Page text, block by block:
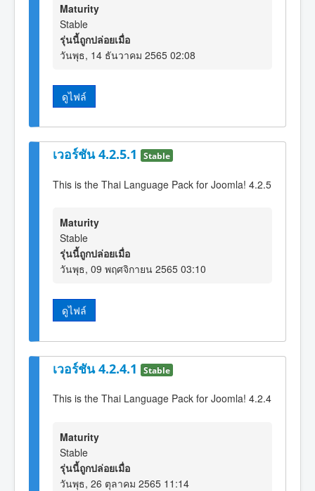
Maturity
Stable
รุ่นนี้ถูกปล่อยเมื่อ
วันพุธ, 14 ธันวาคม 2565 02:08
ดูไฟล์
เวอร์ชัน 4.2.5.1 Stable
This is the Thai Language Pack for Joomla! 4.2.5
Maturity
Stable
รุ่นนี้ถูกปล่อยเมื่อ
วันพุธ, 09 พฤศจิกายน 2565 03:10
ดูไฟล์
เวอร์ชัน 4.2.4.1 Stable
This is the Thai Language Pack for Joomla! 4.2.4
Maturity
Stable
รุ่นนี้ถูกปล่อยเมื่อ
วันพุธ, 26 ตุลาคม 2565 11:14